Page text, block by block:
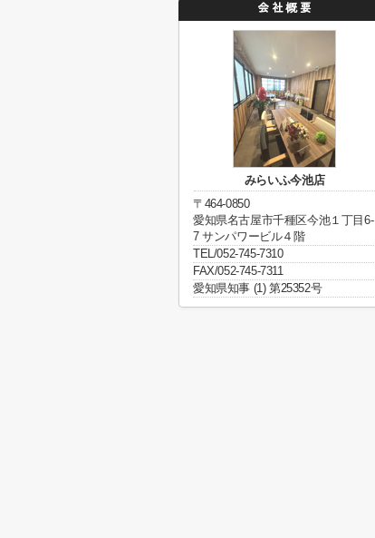
みらいふ今池店
〒464-0850
愛知県名古屋市千種区今池１丁目6-
7 サンパワービル４階
TEL/052-745-7310
FAX/052-745-7311
愛知県知事 (1) 第25352号